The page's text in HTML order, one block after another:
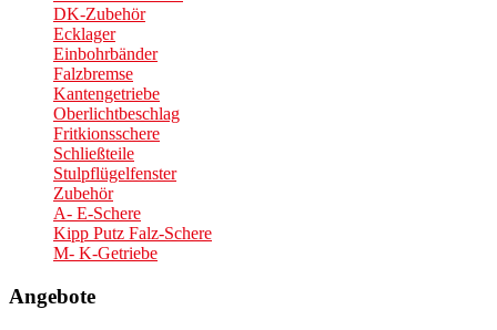
DK-Zubehör
Ecklager
Einbohrbänder
Falzbremse
Kantengetriebe
Oberlichtbeschlag
Fritkionsschere
Schließteile
Stulpflügelfenster
Zubehör
A- E-Schere
Kipp Putz Falz-Schere
M- K-Getriebe
Angebote